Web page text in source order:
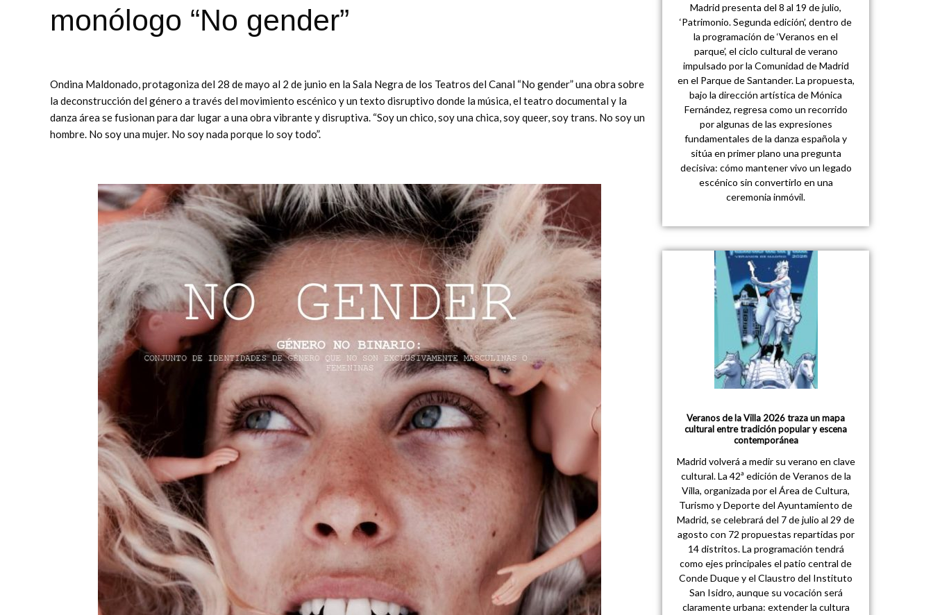
monólogo “No gender”
Ondina Maldonado, protagoniza del 28 de mayo al 2 de junio en la Sala Negra de los Teatros del Canal “No gender” una obra sobre
la deconstrucción del género a través del movimiento escénico y un texto disruptivo donde la música, el teatro documental y la
danza área se fusionan para dar lugar a una obra vibrante y disruptiva. “Soy un chico, soy una chica, soy queer, soy trans. No soy un
hombre. No soy una mujer. No soy nada porque lo soy todo”.
Madrid presenta del 8 al 19 de julio,
‘Patrimonio. Segunda edición’, dentro de
la programación de ‘Veranos en el
parque’, el ciclo cultural de verano
impulsado por la Comunidad de Madrid
en el Parque de Santander. La propuesta,
bajo la dirección artística de Mónica
Fernández, regresa como un recorrido
por algunas de las expresiones
fundamentales de la danza española y
sitúa en primer plano una pregunta
decisiva: cómo mantener vivo un legado
escénico sin convertirlo en una
ceremonia inmóvil.
Veranos de la Villa 2026 traza un mapa
cultural entre tradición popular y escena
contemporánea
Madrid volverá a medir su verano en clave
cultural. La 42ª edición de Veranos de la
Villa, organizada por el Área de Cultura,
Turismo y Deporte del Ayuntamiento de
Madrid, se celebrará del 7 de julio al 29 de
agosto con 72 propuestas repartidas por
14 distritos. La programación tendrá
como ejes principales el patio central de
Conde Duque y el Claustro del Instituto
San Isidro, aunque su vocación será
claramente urbana: extender la cultura